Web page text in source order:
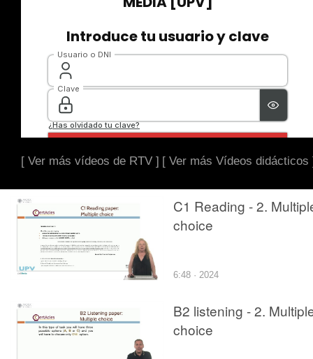
[ Ver más vídeos de RTV ] [ Ver más Vídeos didácticos
C1 Reading - 2.
choice
6:48 · 2024
B2 listening - 2.
choice